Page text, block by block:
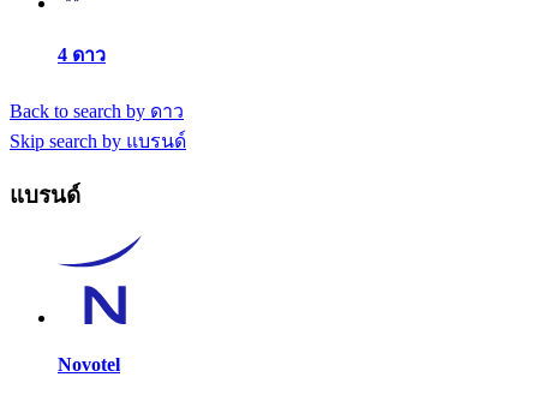
4 ดาว
Back to search by ดาว
Skip search by แบรนด์
แบรนด์
Novotel